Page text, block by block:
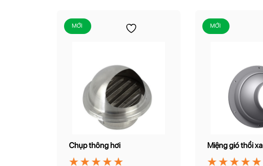
MỚI
Chụp thông hơi
MỚI
Miệng gió thổi xa